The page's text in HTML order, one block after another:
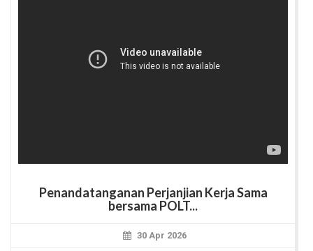
Penandatanganan Perjanjian Kerja Sama
bersama POLT...
30 Apr 2026